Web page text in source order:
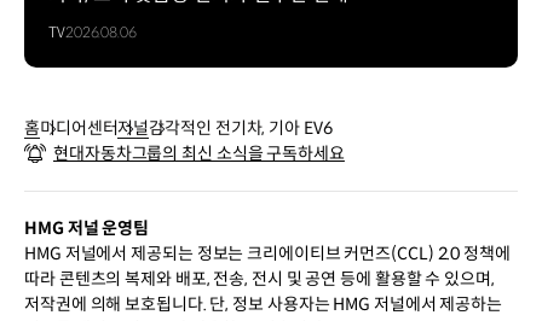
TV2026.08.06
홈미디어센터저널감각적인 전기차, 기아 EV6
현대자동차그룹의 최신 소식을 구독하세요
HMG 저널 운영팀
HMG 저널에서 제공되는 정보는 크리에이티브 커먼즈(CCL) 2.0 정책에
따라 콘텐츠의 복제와 배포, 전송, 전시 및 공연 등에 활용할 수 있으며,
저작권에 의해 보호됩니다. 단, 정보 사용자는 HMG 저널에서 제공하는